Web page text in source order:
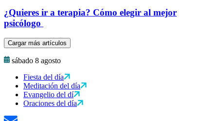
¿Quieres ir a terapia? Cómo elegir al mejor
psicólogo
Cargar más artículos
sábado 8 agosto
Fiesta del día
Meditación del día
Evangelio del dí
Oraciones del día